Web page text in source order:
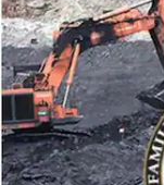
లాభాలే
వ్రాసిన వారు Stalin May
ఈ వార్తాకథనం ఏంటి